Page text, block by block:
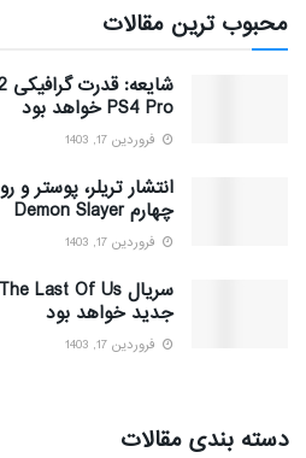
محبوب ترین مقالات
PS4 Pro خواهد بود
فروردین 17, 1403
انتشار تریلر، پوستر
چهارم Demon Slayer
فروردین 17, 1403
جدید خواهد بود
فروردین 17, 1403
دسته بندی مقالات